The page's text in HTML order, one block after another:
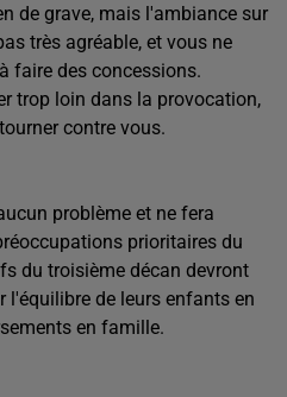
de grave, mais l'ambiance sur
très agréable, et vous ne
faire des concessions.
trop loin dans la provocation,
contre vous.
problème et ne fera
prioritaires du
du troisième décan devront
de leurs enfants en
en famille.